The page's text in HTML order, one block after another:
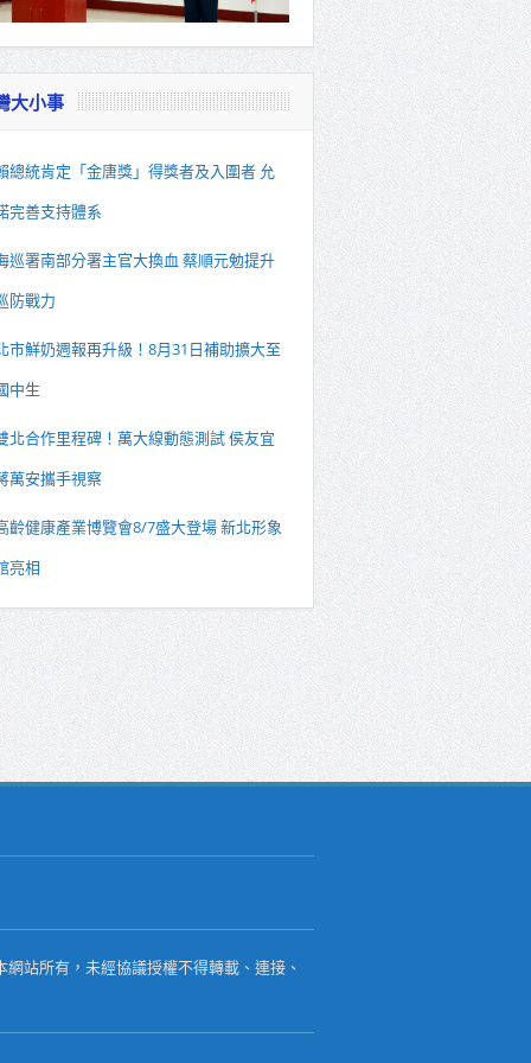
大小事
總統肯定「金唐獎」得獎者及入圍者 允
完善支持體系
巡署南部分署主官大換血 蔡順元勉提升
防戰力
市鮮奶週報再升級！8月31日補助擴大至
中生
北合作里程碑！萬大線動態測試 侯友宜
萬安攜手視察
齡健康產業博覽會8/7盛大登場 新北形象
亮相
站所有，未經協議授權不得轉載、連接、